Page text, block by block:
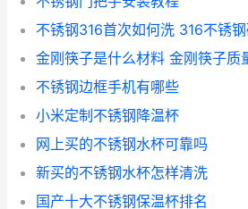
不锈钢316首次如何洗 316不锈
金刚筷子是什么材料 金刚筷子质
不锈钢边框手机有哪些
小米定制不锈钢降温杯
网上买的不锈钢水杯可靠吗
新买的不锈钢水杯怎样清洗
国产十大不锈钢保温杯排名